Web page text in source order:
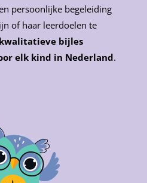
persoonlijke begeleiding
of haar leerdoelen te
kwalitatieve bijles
elk kind in Nederland.